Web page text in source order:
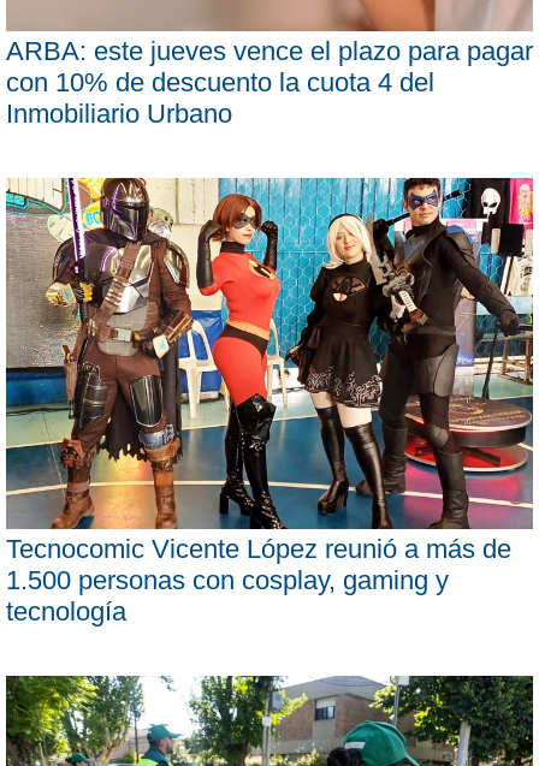
ARBA: este jueves vence el plazo para pagar
con 10% de descuento la cuota 4 del
Inmobiliario Urbano
Tecnocomic Vicente López reunió a más de
1.500 personas con cosplay, gaming y
tecnología